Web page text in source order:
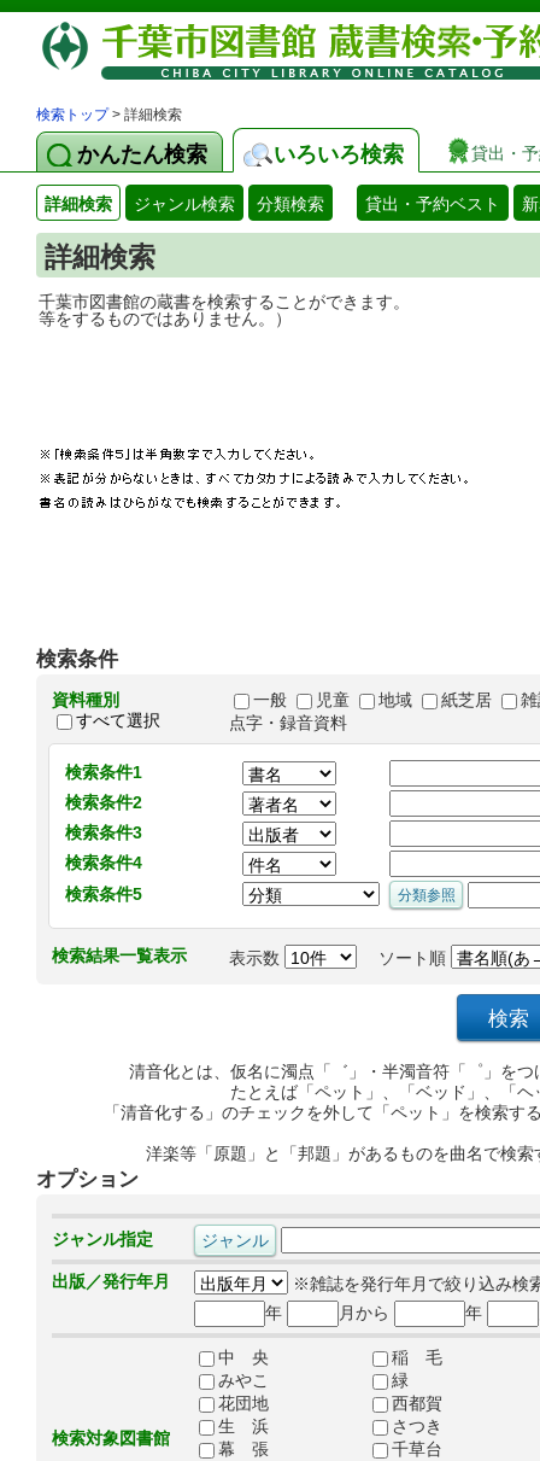
検索トップ> 詳細検索
かんたん検索 いろいろ検索 貸出・
詳細検索 ジャンル検索 分類検索 貸出・予約ベスト
詳細検索
千葉市図書館の蔵書を検索することがで
等をするものではありません。）
検索条件
資料種別
すべて選択
一般 児童 地域 紙芝居
点字・録音資料
検索条件1
検索条件2
検索条件3
検索条件4
検索条件5
検索結果一覧表示 表示数 ソート順
清音化とは、仮名に濁点「゛」・半濁音符「゜」を
たとえば「ペット」、「ベッド」、「
「清音化する」のチェックを外して「ペット」を検索
洋楽等「原題」と「邦題」があるものを曲名で検
オプション
ジャンル指定
出版／発行年月
※雑誌を発行年月で絞り込み検
年
月から 年
検索対象図書館
中 央
稲 毛
みやこ
緑
花団地
西都賀
生 浜
さつき
幕 張
千草台